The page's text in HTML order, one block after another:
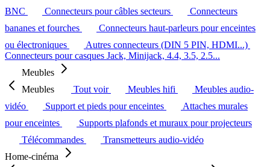
BNC
Connecteurs pour câbles secteurs
Connecteurs
bananes et fourches
Connecteurs haut-parleurs pour enceintes
ou électroniques
Autres connecteurs (DIN 5 PIN, HDMI...)
Connecteurs pour casques Jack, Minijack, 4.4, 3.5, 2.5...
Meubles
Meubles
Tout voir Meubles hifi
Meubles audio-
vidéo
Support et pieds pour enceintes
Attaches murales
pour enceintes
Supports plafonds et muraux pour projecteurs
Télécommandes
Transmetteurs audio-vidéo
Home-cinéma